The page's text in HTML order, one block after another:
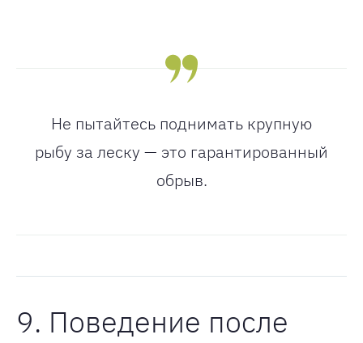
Не пытайтесь поднимать крупную
рыбу за леску — это гарантированный
обрыв.
9. Поведение после